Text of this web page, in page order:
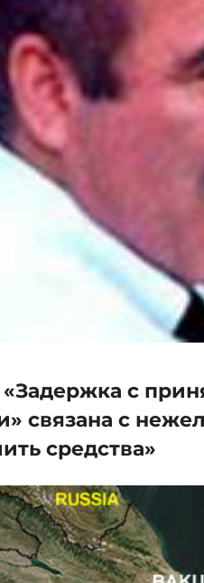
с
связана с
средства»